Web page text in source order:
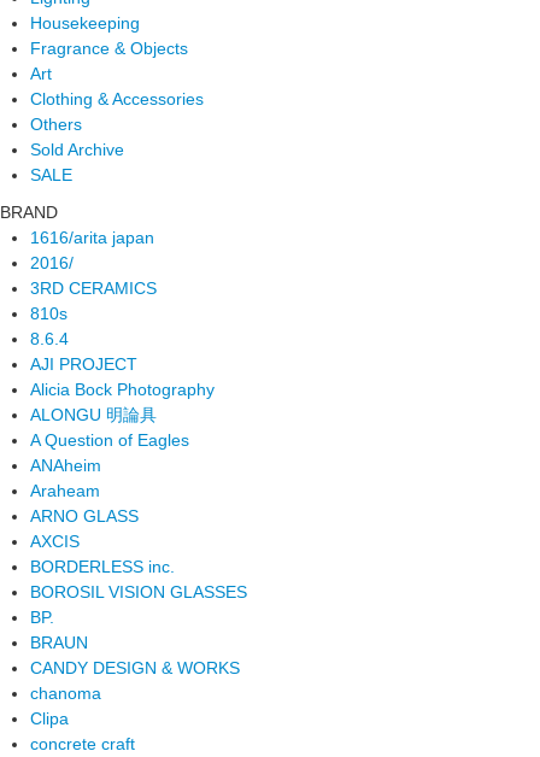
Housekeeping
Fragrance & Objects
Art
Clothing & Accessories
Others
Sold Archive
SALE
BRAND
1616/arita japan
2016/
3RD CERAMICS
810s
8.6.4
AJI PROJECT
Alicia Bock Photography
ALONGU 明論具
A Question of Eagles
ANAheim
Araheam
ARNO GLASS
AXCIS
BORDERLESS inc.
BOROSIL VISION GLASSES
BP.
BRAUN
CANDY DESIGN & WORKS
chanoma
Clipa
concrete craft